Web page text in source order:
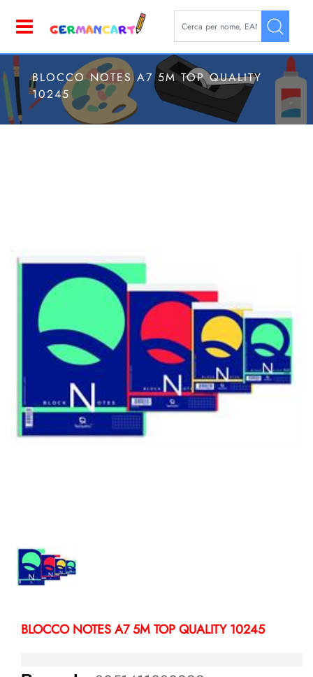
La modifica di un filtro
BLOCCO NOTES A7 5M TOP QUALITY
10245
BLOCCO NOTES A7 5M TOP QUALITY 10245